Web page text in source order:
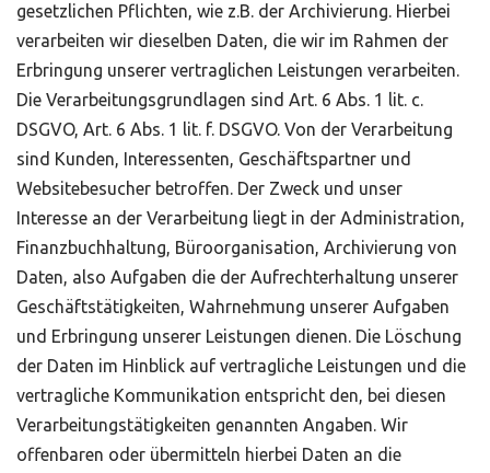
gesetzlichen Pflichten, wie z.B. der Archivierung. Hierbei
verarbeiten wir dieselben Daten, die wir im Rahmen der
Erbringung unserer vertraglichen Leistungen verarbeiten.
Die Verarbeitungsgrundlagen sind Art. 6 Abs. 1 lit. c.
DSGVO, Art. 6 Abs. 1 lit. f. DSGVO. Von der Verarbeitung
sind Kunden, Interessenten, Geschäftspartner und
Websitebesucher betroffen. Der Zweck und unser
Interesse an der Verarbeitung liegt in der Administration,
Finanzbuchhaltung, Büroorganisation, Archivierung von
Daten, also Aufgaben die der Aufrechterhaltung unserer
Geschäftstätigkeiten, Wahrnehmung unserer Aufgaben
und Erbringung unserer Leistungen dienen. Die Löschung
der Daten im Hinblick auf vertragliche Leistungen und die
vertragliche Kommunikation entspricht den, bei diesen
Verarbeitungstätigkeiten genannten Angaben. Wir
offenbaren oder übermitteln hierbei Daten an die